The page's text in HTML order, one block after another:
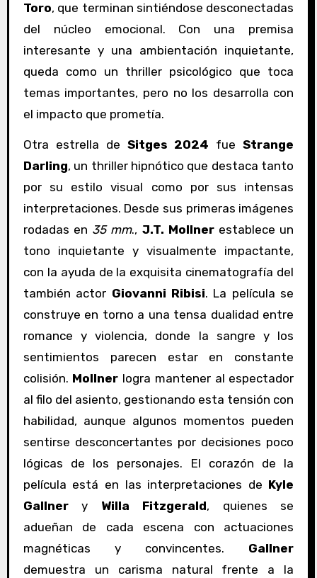
Toro, que terminan sintiéndose desconectadas
del núcleo emocional. Con una premisa
interesante y una ambientación inquietante,
queda como un thriller psicológico que toca
temas importantes, pero no los desarrolla con
el impacto que prometía.
Otra estrella de Sitges 2024 fueStrange
Darling, un thriller hipnótico que destaca tanto
por su estilo visual como por sus intensas
interpretaciones. Desde sus primeras imágenes
rodadas en 35 mm., J.T. Mollnerestablece un
tono inquietante y visualmente impactante,
con la ayuda de la exquisita cinematografía del
también actor Giovanni Ribisi. La película se
construye en torno a una tensa dualidad entre
romance y violencia, donde la sangre y los
sentimientos parecen estar en constante
colisión. Mollner logra mantener al espectador
al filo del asiento, gestionando esta tensión con
habilidad, aunque algunos momentos pueden
sentirse desconcertantes por decisiones poco
lógicas de los personajes. El corazón de la
película está en las interpretaciones de Kyle
Gallnery Willa Fitzgerald, quienes se
adueñan de cada escena con actuaciones
magnéticas y convincentes. Gallner
demuestra un carisma natural frente a la